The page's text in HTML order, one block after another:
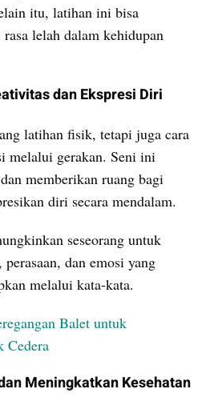
itu, latihan ini bisa
lelah dalam kehidupan
dan Ekspresi Diri
latihan fisik, tetapi juga cara
melalui gerakan. Seni ini
memberikan ruang bagi
diri secara mendalam.
seseorang untuk
dan emosi yang
melalui kata-kata.
Balet untuk
Cedera
Meningkatkan Kesehatan